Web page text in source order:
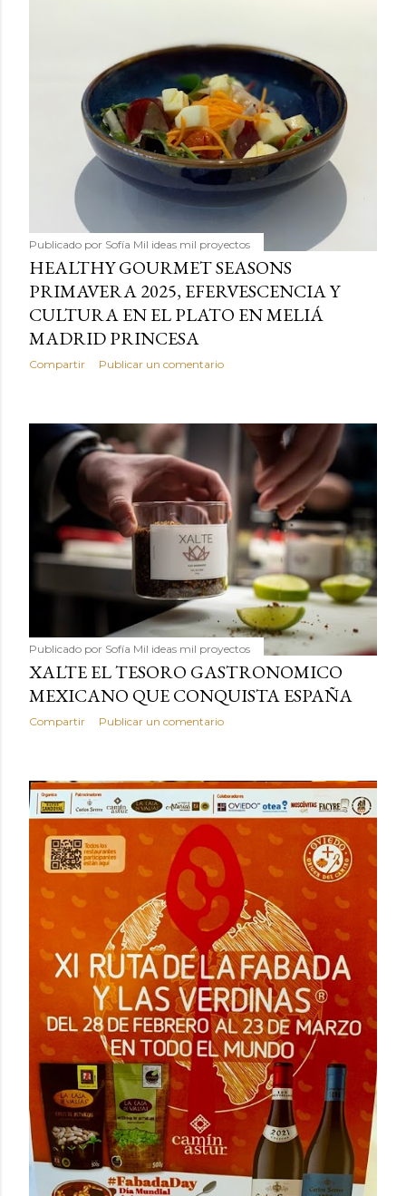
Publicado por Sofía Mil ideas mil proyectos
HEALTHY GOURMET SEASONS
PRIMAVERA 2025, EFERVESCENCIA Y
CULTURA EN EL PLATO EN MELIÁ
MADRID PRINCESA
Compartir Publicar un comentario
Publicado por Sofía Mil ideas mil proyectos
XALTE EL TESORO GASTRONOMICO
MEXICANO QUE CONQUISTA ESPAÑA
Compartir Publicar un comentario